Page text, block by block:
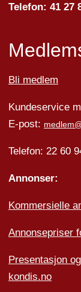
Telefon: 41 27
Bli medlem
Kundeservice
E-post:
Telefon: 22 60
Annonser:
Kommersielle
Annonsepriser
Presentasjon
kondis.no